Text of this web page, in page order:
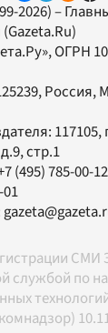
2026) –
(Gazeta.Ru)
, ОГРН
Россия,
117105,
стр.1
(495) 785-00-12
01
службой по